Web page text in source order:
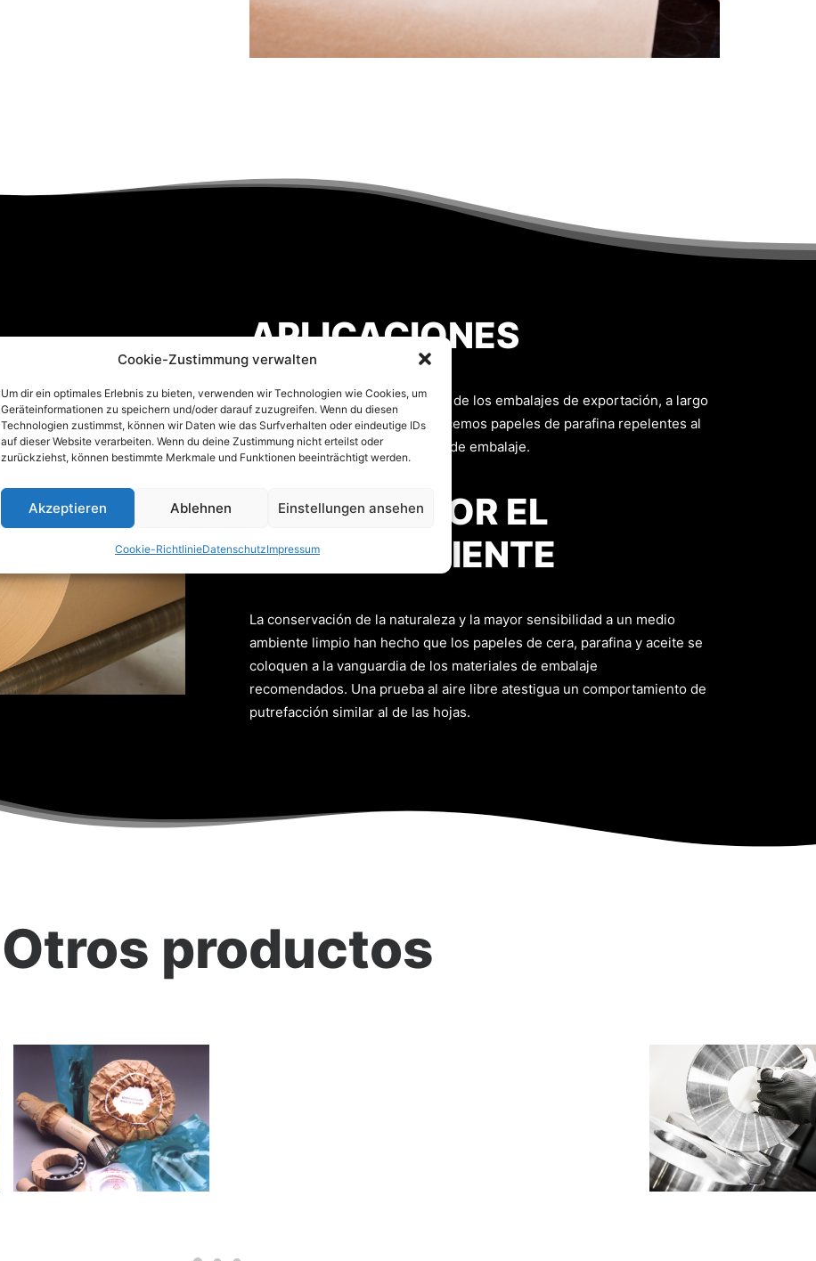
Cookie-Zustimmung verwalten
Um dir ein optimales Erlebnis zu bieten, verwenden wir Technologien wie Cookies, um
Geräteinformationen zu speichern und/oder darauf zuzugreifen. Wenn du diesen
Technologien zustimmst, können wir Daten wie das Surfverhalten oder eindeutige IDs
auf dieser Website verarbeiten. Wenn du deine Zustimmung nicht erteilst oder
zurückziehst, können bestimmte Merkmale und Funktionen beeinträchtigt werden.
Akzeptieren Ablehnen Einstellungen ansehen
Cookie-RichtlinieDatenschutzImpressum
APLICACIONES
Para los exigentes necesidades de los embalajes de exportación, a largo
plazo y en el extranjero, le ofrecemos papeles de parafina repelentes al
agua y a la grasa como material de embalaje.
RESPETO POR EL
MEDIOAMBIENTE
La conservación de la naturaleza y la mayor sensibilidad a un medio
ambiente limpio han hecho que los papeles de cera, parafina y aceite se
coloquen a la vanguardia de los materiales de embalaje
recomendados. Una prueba al aire libre atestigua un comportamiento de
putrefacción similar al de las hojas.
Otros productos